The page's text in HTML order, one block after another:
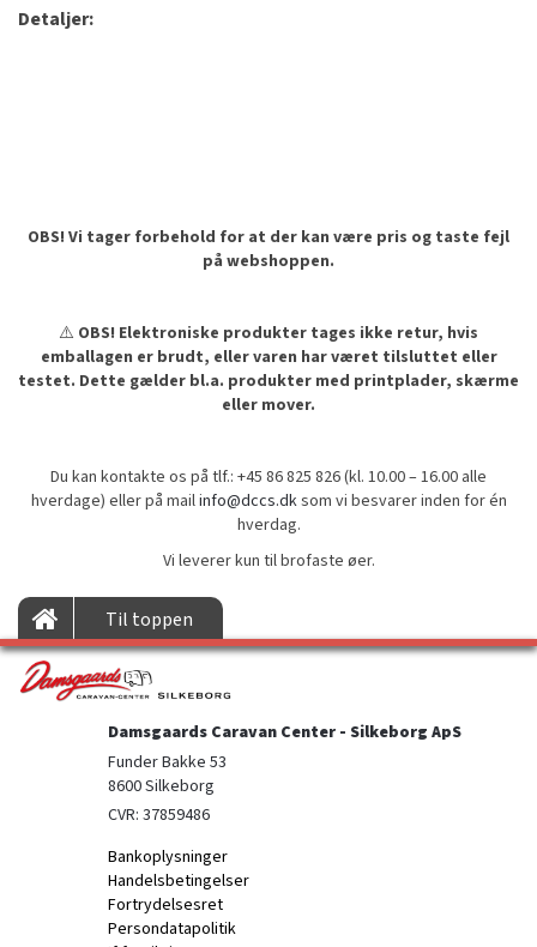
Detaljer:
OBS! Vi tager forbehold for at der kan være pris og taste fejl
på webshoppen.
⚠️ OBS! Elektroniske produkter tages ikke retur, hvis
emballagen er brudt, eller varen har været tilsluttet eller
testet. Dette gælder bl.a. produkter med printplader, skærme
eller mover.
Du kan kontakte os på tlf.: +45 86 825 826 (kl. 10.00 – 16.00 alle
hverdage) eller på mailinfo@dccs.dksom vi besvarer inden for én
hverdag.
Vi leverer kun til brofaste øer.
Til toppen
Damsgaards Caravan Center - Silkeborg ApS
Funder Bakke 53
8600 Silkeborg
CVR: 37859486
Bankoplysninger
Handelsbetingelser
Fortrydelsesret
Persondatapolitik